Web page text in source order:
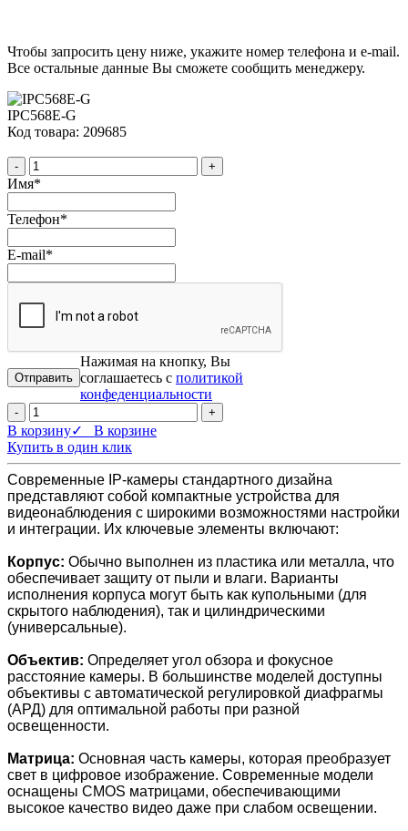
Чтобы запросить цену ниже, укажите номер телефона и e-mail.
Все остальные данные Вы сможете сообщить менеджеру.
IPC568E-G
Код товара: 209685
- +
Имя*
Телефон*
E-mail*
Нажимая на кнопку, Вы
соглашаетесь с политикой
конфеденциальности
- +
В корзину✓ В корзине
Купить в один клик
Современные IP-камеры стандартного дизайна
представляют собой компактные устройства для
видеонаблюдения с широкими возможностями настройки
и интеграции. Их ключевые элементы включают:
Корпус: Обычно выполнен из пластика или металла, что
обеспечивает защиту от пыли и влаги. Варианты
исполнения корпуса могут быть как купольными (для
скрытого наблюдения), так и цилиндрическими
(универсальные).
Объектив: Определяет угол обзора и фокусное
расстояние камеры. В большинстве моделей доступны
объективы с автоматической регулировкой диафрагмы
(АРД) для оптимальной работы при разной
освещенности.
Матрица: Основная часть камеры, которая преобразует
свет в цифровое изображение. Современные модели
оснащены CMOS матрицами, обеспечивающими
высокое качество видео даже при слабом освещении.